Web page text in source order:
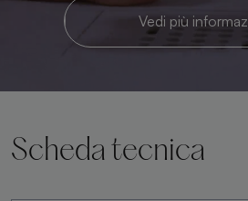
Vedi più
Scheda tecnica